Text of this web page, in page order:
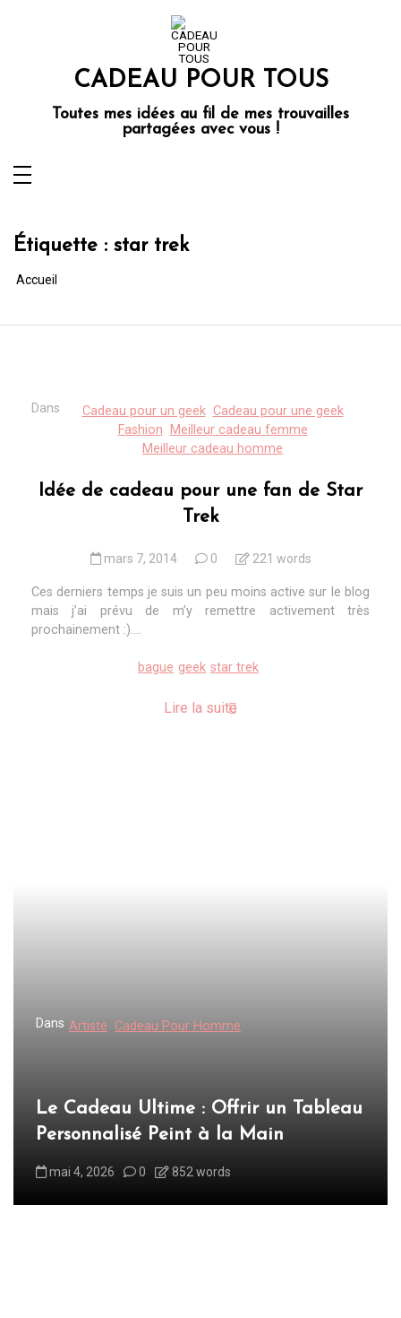
CADEAU POUR TOUS
Toutes mes idées au fil de mes trouvailles
partagées avec vous !
Étiquette : star trek
Accueil
Dans Cadeau pour un geek Cadeau pour une geek
Fashion
Meilleur cadeau femme
Meilleur cadeau homme
Idée de cadeau pour une fan de Star
Trek
mars 7, 2014 0 221 words
Ces derniers temps je suis un peu moins active sur le blog
mais j’ai prévu de m’y remettre activement très
prochainement :)....
bague geek star trek
Lire la suite
Dans Artiste Cadeau Pour Homme
Le Cadeau Ultime : Offrir un Tableau
Personnalisé Peint à la Main
mai 4, 2026 0 852 words